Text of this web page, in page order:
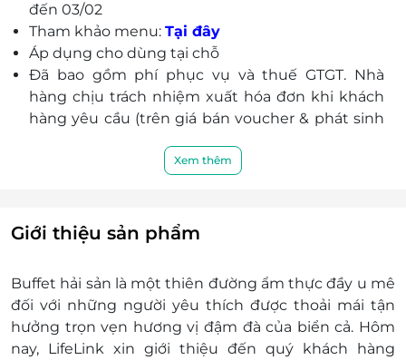
Nhà hàng Food Exchange tọa lạc tại tầng 2 của
khách sạn với không gian sang trọng, thiết kế
hiện đại, tầm nhìn đẹp, là nơi quý khách có thể
trải nghiệm ẩm thực đặc sắc mỗi ngày trong căn
bếp mở.
Đội ngũ nhân viên chu đáo, nhiệt tình, Novotel
Saigon hứa hẹn sẽ làm hài lòng mọi quý khách
đến 03/02
Tham khảo menu: Tại đây
Áp dụng cho dùng tại chỗ
Đã bao gồm phí phục vụ và thuế GTGT. Nhà
hàng chịu trách nhiệm xuất hóa đơn khi khách
hàng yêu cầu (trên giá bán voucher & phát sinh
Ngày áp dụng: Thứ 6, thứ 7 hàng tuần. Trừ các
Dịch vụ không áp dụng: Không áp dụng mua
mang về
voucher/ 01 người lớn (Không bù thêm tiền)
Phụ thu trẻ em:
Dưới 6 tuổi: miễn phí
Xem thêm
Giới thiệu sản phẩm
Buffet hải sản là một thiên đường ẩm thực đầy u mê
đối với những người yêu thích được thoải mái tận
hưởng trọn vẹn hương vị đậm đà của biển cả. Hôm
nay, LifeLink xin giới thiệu đến quý khách hàng